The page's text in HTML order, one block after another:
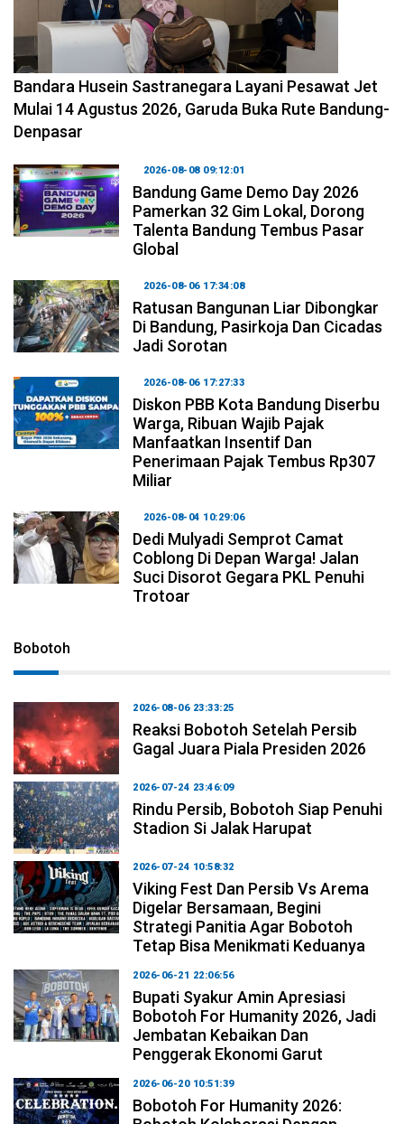
2026-08-08 11:12:29
Bandara Husein Sastranegara Layani Pesawat Jet
Mulai 14 Agustus 2026, Garuda Buka Rute Bandung-
Denpasar
2026-08-08 09:12:01
Bandung Game Demo Day 2026
Pamerkan 32 Gim Lokal, Dorong
Talenta Bandung Tembus Pasar
Global
2026-08-06 17:34:08
Ratusan Bangunan Liar Dibongkar
Di Bandung, Pasirkoja Dan Cicadas
Jadi Sorotan
2026-08-06 17:27:33
Diskon PBB Kota Bandung Diserbu
Warga, Ribuan Wajib Pajak
Manfaatkan Insentif Dan
Penerimaan Pajak Tembus Rp307
Miliar
2026-08-04 10:29:06
Dedi Mulyadi Semprot Camat
Coblong Di Depan Warga! Jalan
Suci Disorot Gegara PKL Penuhi
Trotoar
Bobotoh
2026-08-06 23:33:25
Reaksi Bobotoh Setelah Persib
Gagal Juara Piala Presiden 2026
2026-07-24 23:46:09
Rindu Persib, Bobotoh Siap Penuhi
Stadion Si Jalak Harupat
2026-07-24 10:58:32
Viking Fest Dan Persib Vs Arema
Digelar Bersamaan, Begini
Strategi Panitia Agar Bobotoh
Tetap Bisa Menikmati Keduanya
2026-06-21 22:06:56
Bupati Syakur Amin Apresiasi
Bobotoh For Humanity 2026, Jadi
Jembatan Kebaikan Dan
Penggerak Ekonomi Garut
2026-06-20 10:51:39
Bobotoh For Humanity 2026: